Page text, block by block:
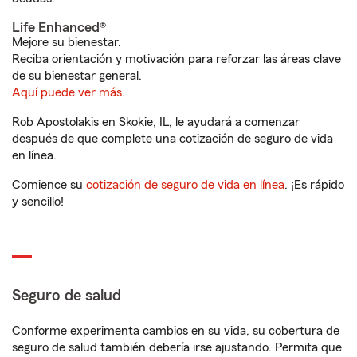
Life Enhanced®
Mejore su bienestar.
Reciba orientación y motivación para reforzar las áreas clave
de su bienestar general.
Aquí puede ver más.
Rob Apostolakis en Skokie, IL, le ayudará a comenzar
después de que complete una cotización de seguro de vida
en línea.
Comience su cotización de seguro de vida en línea. ¡Es rápido
y sencillo!
Seguro de salud
Conforme experimenta cambios en su vida, su cobertura de
seguro de salud también debería irse ajustando. Permita que